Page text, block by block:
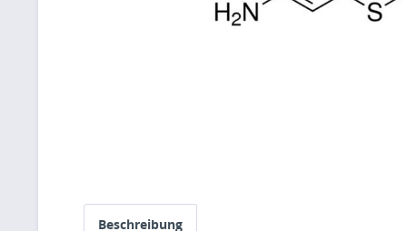
Beschreibung